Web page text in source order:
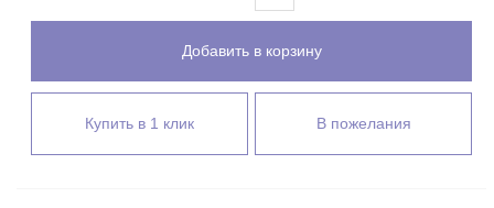
Добавить в корзину
Купить в 1 клик В пожелания